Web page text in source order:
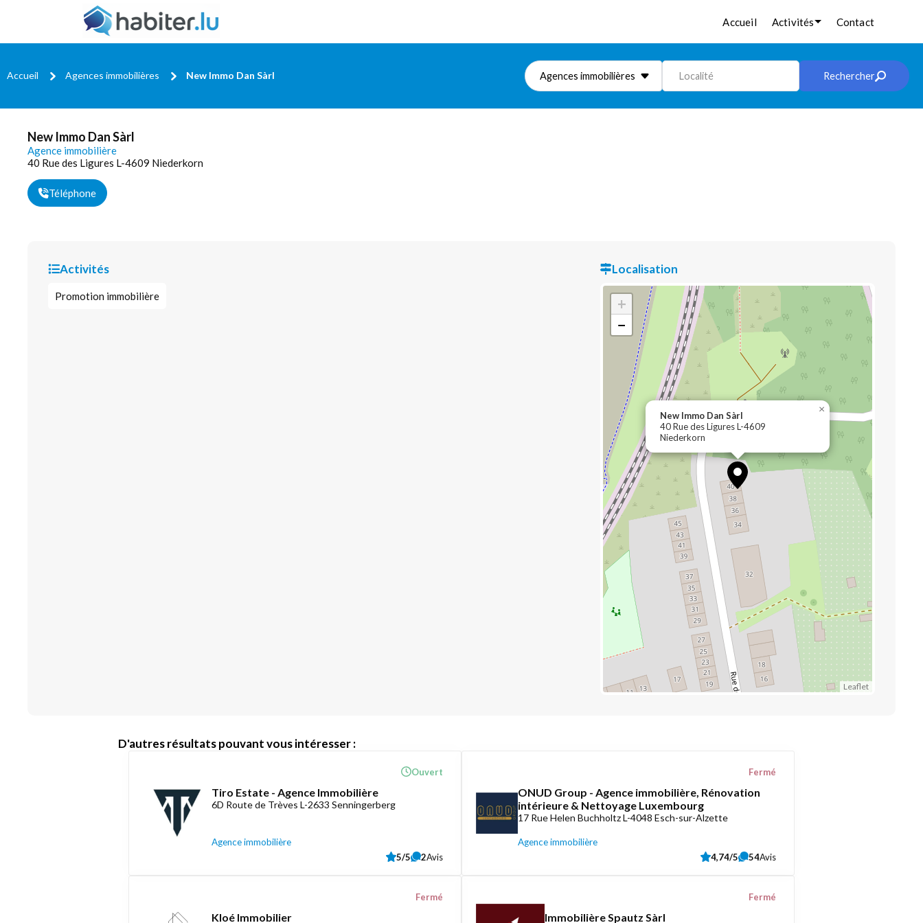
Accueil Activités Contact
Accueil Agences immobilières New Immo Dan Sàrl Agences immobilières Localité Rechercher
New Immo Dan Sàrl
Agence immobilière
40 Rue des Ligures L-4609 Niederkorn
Téléphone
Activités
Promotion immobilière
Localisation
New Immo Dan Sàrl
40 Rue des Ligures L-4609
Niederkorn
×
+
−
Leaflet
D'autres résultats pouvant vous intéresser :
Tiro Estate - Agence Immobilière
6D Route de Trèves L-2633 Senningerberg
Agence immobilière
Ouvert
5/5 2Avis
ONUD Group - Agence immobilière, Rénovation
intérieure & Nettoyage Luxembourg
17 Rue Helen Buchholtz L-4048 Esch-sur-Alzette
Agence immobilière
Fermé
4,74/5 54Avis
Kloé Immobilier
Fermé
Immobilière Spautz Sàrl
Fermé